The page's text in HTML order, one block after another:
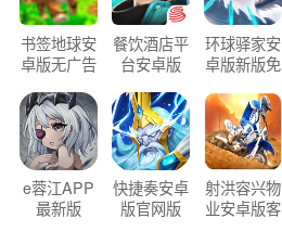
书签地球安
卓版无广告
餐饮酒店平
台安卓版
环球驿家安
卓版新版免
e蓉江APP
最新版
快捷奏安卓
版官网版
射洪容兴物
业安卓版客